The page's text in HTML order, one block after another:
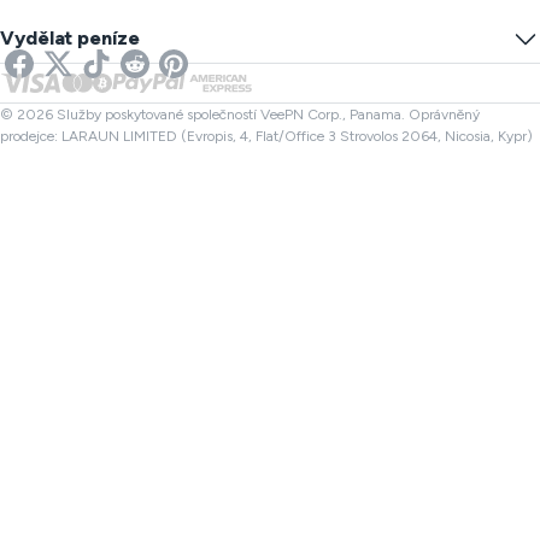
VPN pro Streamování
VPN pro Netflix
Online SMS
Kontrola odkazu
Kontrola souboru
UK VPN
Kanada VPN
Turecko VPN
Vydělat peníze
Partneři
© 2026 Služby poskytované společností VeePN Corp., Panama. Oprávněný
prodejce: LARAUN LIMITED (Evropis, 4, Flat/Office 3 Strovolos 2064, Nicosia, Kypr)